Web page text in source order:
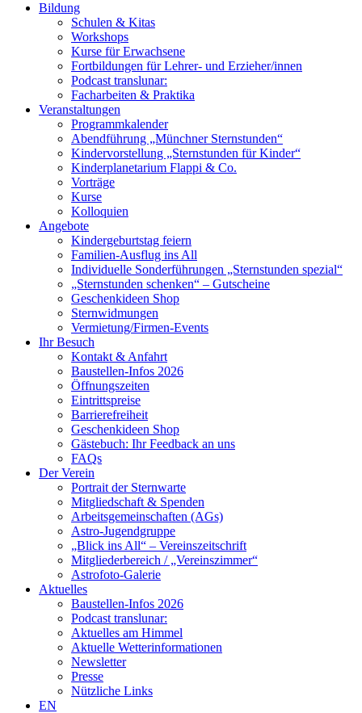
Bildung
Schulen & Kitas
Workshops
Kurse für Erwachsene
Fortbildungen für Lehrer- und Erzieher/innen
Podcast translunar:
Facharbeiten & Praktika
Veranstaltungen
Programmkalender
Abendführung „Münchner Sternstunden“
Kindervorstellung „Sternstunden für Kinder“
Kinderplanetarium Flappi & Co.
Vorträge
Kurse
Kolloquien
Angebote
Kindergeburtstag feiern
Familien-Ausflug ins All
Individuelle Sonderführungen „Sternstunden spezial“
„Sternstunden schenken“ – Gutscheine
Geschenkideen Shop
Sternwidmungen
Vermietung/Firmen-Events
Ihr Besuch
Kontakt & Anfahrt
Baustellen-Infos 2026
Öffnungszeiten
Eintrittspreise
Barrierefreiheit
Geschenkideen Shop
Gästebuch: Ihr Feedback an uns
FAQs
Der Verein
Portrait der Sternwarte
Mitgliedschaft & Spenden
Arbeitsgemeinschaften (AGs)
Astro-Jugendgruppe
„Blick ins All“ – Vereinszeitschrift
Mitgliederbereich / „Vereinszimmer“
Astrofoto-Galerie
Aktuelles
Baustellen-Infos 2026
Podcast translunar:
Aktuelles am Himmel
Aktuelle Wetterinformationen
Newsletter
Presse
Nützliche Links
EN